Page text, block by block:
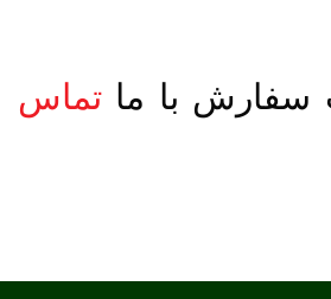
سفارش با ما تماس